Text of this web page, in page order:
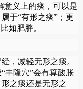
意义上的痰，可以是
于“有形之痰”；更
如肥胖。
，减轻无形之痰。
丰隆穴”会有算酸胀
之痰还是无形之